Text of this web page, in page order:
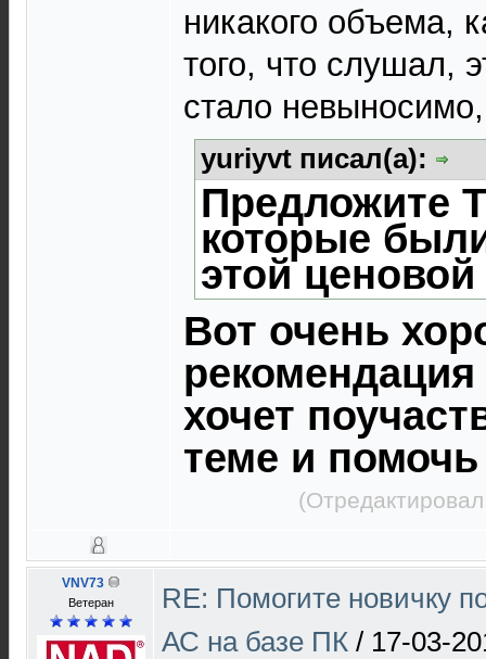
никакого объема,
того, что слушал,
стало
yuriyvt писал(а):
Предложите
которые
этой ценовой
Вот очень
рекомендация
хочет
теме и
VNV73
Ветеран
RE: Помогите новичку
АС на базе ПК / 17-03-